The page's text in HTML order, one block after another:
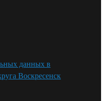
данных в
Воскресенск